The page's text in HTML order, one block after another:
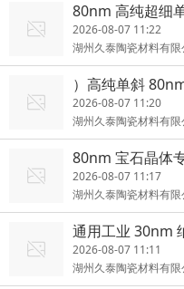
80nm 高纯超细
2026-08-07 11:22
湖州久泰陶瓷材料有限
）高纯单斜
2026-08-07 11:20
湖州久泰陶瓷材料有限
80nm 宝石晶体
2026-08-07 11:17
湖州久泰陶瓷材料有限
通用工业 30nm
2026-08-07 11:11
湖州久泰陶瓷材料有限